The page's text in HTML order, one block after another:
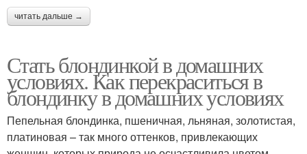
читать дальше →
Стать блондинкой в домашних
условиях. Как перекраситься в
блондинку в домашних условиях
Пепельная блондинка, пшеничная, льняная, золотистая,
платиновая – так много оттенков, привлекающих